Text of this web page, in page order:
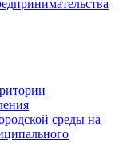
среды на